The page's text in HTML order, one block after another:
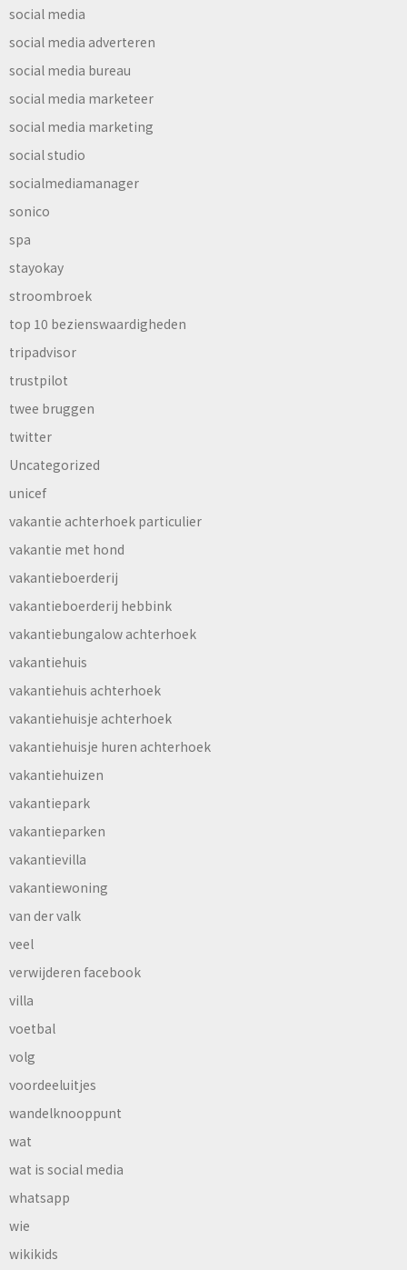
social media
social media adverteren
social media bureau
social media marketeer
social media marketing
social studio
socialmediamanager
sonico
spa
stayokay
stroombroek
top 10 bezienswaardigheden
tripadvisor
trustpilot
twee bruggen
twitter
Uncategorized
unicef
vakantie achterhoek particulier
vakantie met hond
vakantieboerderij
vakantieboerderij hebbink
vakantiebungalow achterhoek
vakantiehuis
vakantiehuis achterhoek
vakantiehuisje achterhoek
vakantiehuisje huren achterhoek
vakantiehuizen
vakantiepark
vakantieparken
vakantievilla
vakantiewoning
van der valk
veel
verwijderen facebook
villa
voetbal
volg
voordeeluitjes
wandelknooppunt
wat
wat is social media
whatsapp
wie
wikikids